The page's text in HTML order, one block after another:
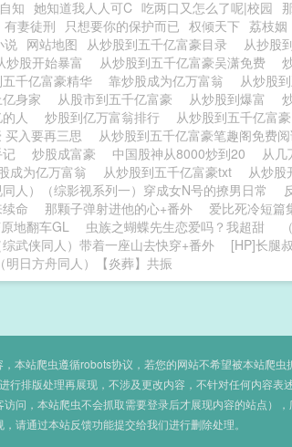
知 她知道我人人可C 吃两口又怎么了呢|校园
有妻徒刑 只想要你的保护而已 权倾天下 荔枝姻
说 网站地图 从炒股到五千亿富豪目录 从抄股
炒股开始暴富 从炒股到五千亿富豪吴潇免费
千亿富豪精华 靠炒股成为亿万富翁 从炒股
身家 从股市到五千亿富豪 从炒股到爆富
人 炒股到亿万富翁排行 从炒股到五千亿富
买入要再三思 从炒股到五千亿富豪笔趣阁免费
炒股成富豪 中国股神从8000炒到20 从几
成为亿万富翁 从炒股到五千亿富豪txt 从炒股
同人）（综影视系列一）穿成女N号的撩男日常
命 那颗子弹射进他的心+番外 爱比死冷短篇
地翻车GL 虫族之蝴蝶先生恋爱吗？我超甜
综武侠同人）带着一座山去快穿+番外 [HP]长腿
（明日方舟同人）【炎葬】共振
本站爬虫遵循robots协议，若您的网站不希望被本站爬虫
行排版处理再展现，不涉及更改内容，不针对任何内容表述
问，本站爬虫不会抓取需要登录后才展现内容的站点），
请通过本站反馈功能提交给我们进行删除处理。